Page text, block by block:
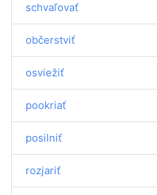
schvaľovať
občerstviť
osviežiť
pookriať
posilniť
rozjariť